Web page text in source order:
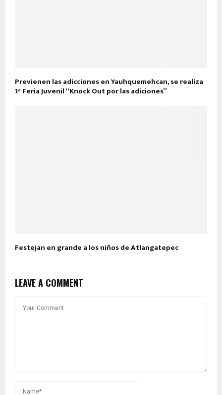
Previenen las adicciones en Yauhquemehcan, se realiza
1ª Feria Juvenil “Knock Out por las adiciones”
Festejan en grande a los niños de Atlangatepec
LEAVE A COMMENT